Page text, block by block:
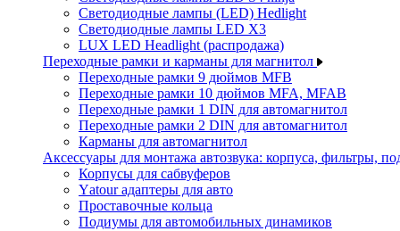
Светодиодные лампы (LED) Hedlight
Светодиодные лампы LED X3
LUX LED Headlight (распродажа)
Переходные рамки и карманы для магнитол
Переходные рамки 9 дюймов MFB
Переходные рамки 10 дюймов MFA, MFAB
Переходные рамки 1 DIN для автомагнитол
Переходные рамки 2 DIN для автомагнитол
Карманы для автомагнитол
Аксессуары для монтажа автозвука: корпуса, фильтры,
Корпусы для сабвуферов
Yаtour адаптеры для авто
Проставочные кольца
Подиумы для автомобильных динамиков